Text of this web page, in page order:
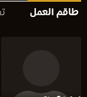
طاقم العمل